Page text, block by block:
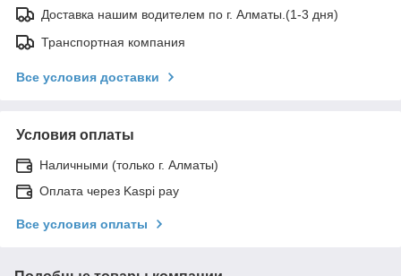
Доставка нашим водителем по г. Алматы.(1-3 дня)
Транспортная компания
Все условия доставки
Условия оплаты
Наличными (только г. Алматы)
Оплата через Kaspi pay
Все условия оплаты